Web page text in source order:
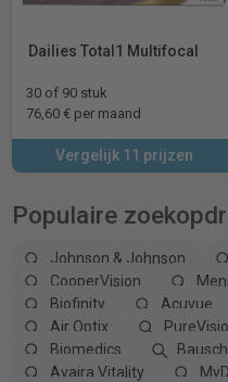
Dailies Total1 Multifocal
30 of 90 stuk
76,60 € per maand
Vergelijk 11 prijzen
Populaire
Johnson & Johnson
CooperVision
Biofinity
Acuvue
Air Optix
Biomedics
Avaira Vitality